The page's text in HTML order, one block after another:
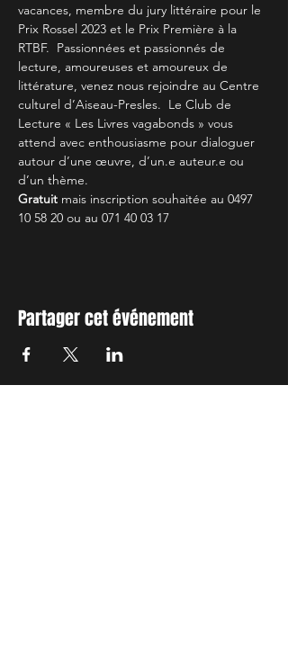
vacances, membre du jury littéraire pour le
Prix Rossel 2023 et le Prix Première à la
RTBF.  Passionnées et passionnés de
lecture, amoureuses et amoureux de
littérature, venez nous rejoindre au Centre
culturel d’Aiseau-Presles.  Le Club de
Lecture « Les Livres vagabonds » vous
attend avec enthousiasme pour dialoguer
autour d’une œuvre, d’un.e auteur.e ou
d’un thème.
Gratuit mais inscription souhaitée au 0497
10 58 20 ou au 071 40 03 17
Partager cet événement